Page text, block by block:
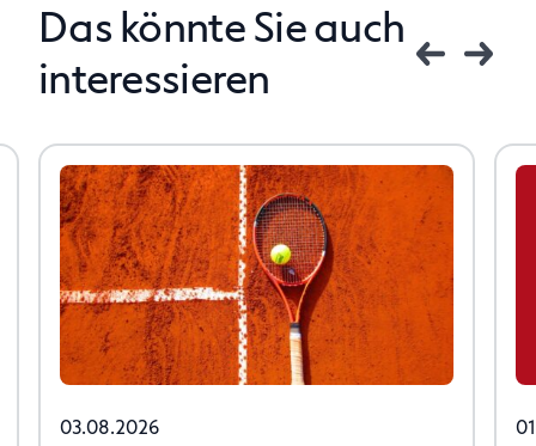
Das könnte Sie auch
interessieren
03.08.2026